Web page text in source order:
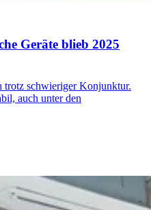
Geräte blieb 2025
trotz schwieriger Konjunktur.
auch unter den